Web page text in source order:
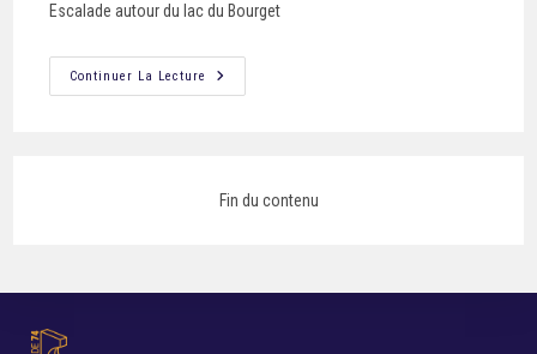
Escalade autour du lac du Bourget
Continuer La Lecture
Fin du contenu